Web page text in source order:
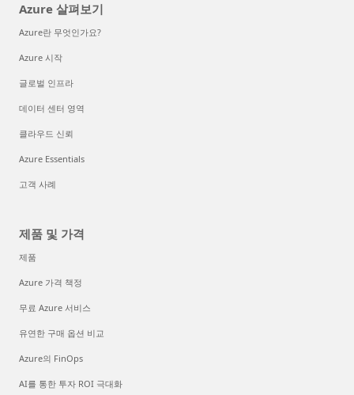
Azure 살펴보기
Azure란 무엇인가요?
Azure 시작
글로벌 인프라
데이터 센터 영역
클라우드 신뢰
Azure Essentials
고객 사례
제품 및 가격
제품
Azure 가격 책정
무료 Azure 서비스
유연한 구매 옵션 비교
Azure의 FinOps
AI를 통한 투자 ROI 극대화